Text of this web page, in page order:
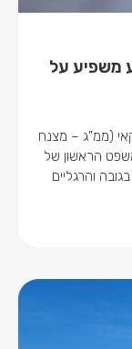
משפיע על
(ממ"ג – מצנח
הראשון של
והרגליים